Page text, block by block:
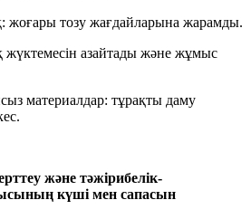
жоғары тозу жағдайларына жарамды.
азайтады және жұмыс
материалдар: тұрақты даму
және тәжірибелік-
күші мен сапасын